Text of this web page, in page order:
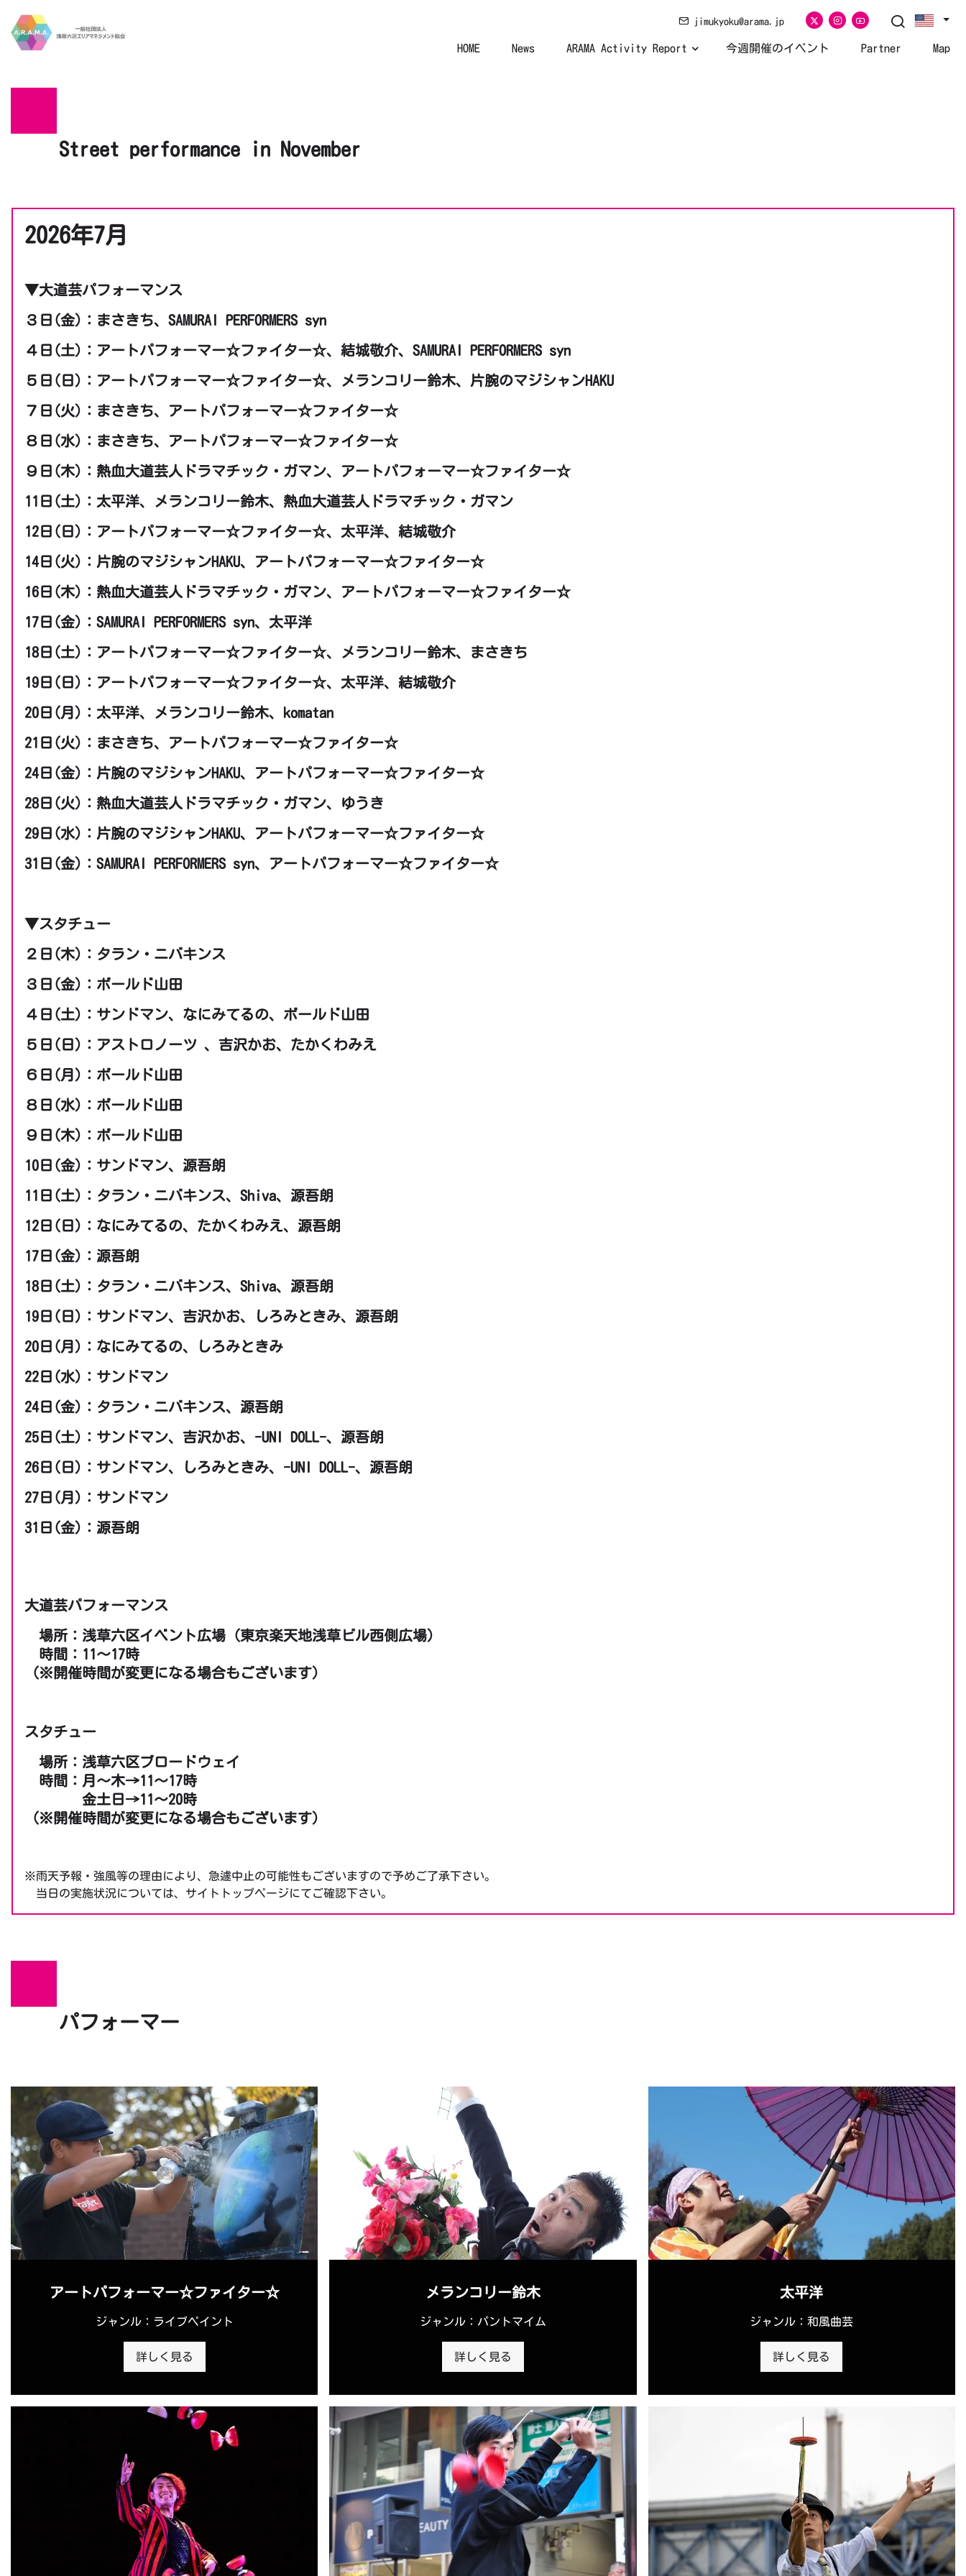
jimukyoku@arama.jp
HOME News ARAMA Activity Report 今週開催のイベント Partner Map
Street performance in November
2026年7月
▼大道芸パフォーマンス
３日(金)：まさきち、SAMURAI PERFORMERS syn
４日(土)：アートパフォーマー☆ファイター☆、結城敬介、SAMURAI PERFORMERS syn
５日(日)：アートパフォーマー☆ファイター☆、メランコリー鈴木、片腕のマジシャンHAKU
７日(火)：まさきち、アートパフォーマー☆ファイター☆
８日(水)：まさきち、アートパフォーマー☆ファイター☆
９日(木)：熱血大道芸人ドラマチック・ガマン、アートパフォーマー☆ファイター☆
11日(土)：太平洋、メランコリー鈴木、熱血大道芸人ドラマチック・ガマン
12日(日)：アートパフォーマー☆ファイター☆、太平洋、結城敬介
14日(火)：片腕のマジシャンHAKU、アートパフォーマー☆ファイター☆
16日(木)：熱血大道芸人ドラマチック・ガマン、アートパフォーマー☆ファイター☆
17日(金)：SAMURAI PERFORMERS syn、太平洋
18日(土)：アートパフォーマー☆ファイター☆、メランコリー鈴木、まさきち
19日(日)：アートパフォーマー☆ファイター☆、太平洋、結城敬介
20日(月)：太平洋、メランコリー鈴木、komatan
21日(火)：まさきち、アートパフォーマー☆ファイター☆
24日(金)：片腕のマジシャンHAKU、アートパフォーマー☆ファイター☆
28日(火)：熱血大道芸人ドラマチック・ガマン、ゆうき
29日(水)：片腕のマジシャンHAKU、アートパフォーマー☆ファイター☆
31日(金)：SAMURAI PERFORMERS syn、アートパフォーマー☆ファイター☆
▼スタチュー
２日(木)：タラン・ニバキンス
３日(金)：ボールド山田
４日(土)：サンドマン、なにみてるの、ボールド山田
５日(日)：アストロノーツ 、吉沢かお、たかくわみえ
６日(月)：ボールド山田
８日(水)：ボールド山田
９日(木)：ボールド山田
10日(金)：サンドマン、源吾朗
11日(土)：タラン・ニバキンス、Shiva、源吾朗
12日(日)：なにみてるの、たかくわみえ、源吾朗
17日(金)：源吾朗
18日(土)：タラン・ニバキンス、Shiva、源吾朗
19日(日)：サンドマン、吉沢かお、しろみときみ、源吾朗
20日(月)：なにみてるの、しろみときみ
22日(水)：サンドマン
24日(金)：タラン・ニバキンス、源吾朗
25日(土)：サンドマン、吉沢かお、-UNI DOLL-、源吾朗
26日(日)：サンドマン、しろみときみ、-UNI DOLL-、源吾朗
27日(月)：サンドマン
31日(金)：源吾朗
大道芸パフォーマンス
場所：浅草六区イベント広場（東京楽天地浅草ビル西側広場）
時間：11～17時
（※開催時間が変更になる場合もございます）
スタチュー
場所：浅草六区ブロードウェイ
時間：月～木→11～17時
金土日→11～20時
（※開催時間が変更になる場合もございます）
※雨天予報・強風等の理由により、急遽中止の可能性もございますので予めご了承下さい。
当日の実施状況については、サイトトップページにてご確認下さい。
パフォーマー
アートパフォーマー☆ファイター☆
ジャンル：ライブペイント
詳しく見る
メランコリー鈴木
ジャンル：パントマイム
詳しく見る
太平洋
ジャンル：和風曲芸
詳しく見る